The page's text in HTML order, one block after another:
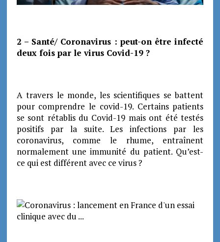
2 – Santé/ Coronavirus : peut-on être infecté
deux fois par le virus Covid-19 ?
A travers le monde, les scientifiques se battent
pour comprendre le covid-19. Certains patients
se sont rétablis du Covid-19 mais ont été testés
positifs par la suite. Les infections par les
coronavirus, comme le rhume, entraînent
normalement une immunité du patient. Qu’est-
ce qui est différent avec ce virus ?